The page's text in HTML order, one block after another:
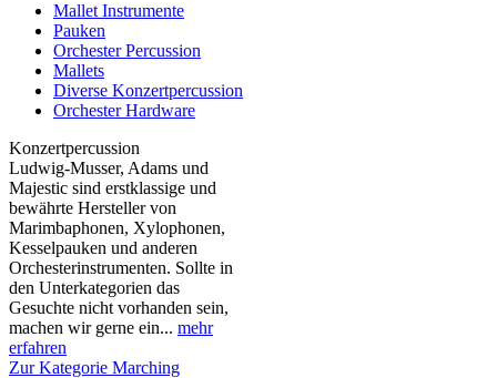
Mallet Instrumente
Pauken
Orchester Percussion
Mallets
Diverse Konzertpercussion
Orchester Hardware
Konzertpercussion
Ludwig-Musser, Adams und
Majestic sind erstklassige und
bewährte Hersteller von
Marimbaphonen, Xylophonen,
Kesselpauken und anderen
Orchesterinstrumenten. Sollte in
den Unterkategorien das
Gesuchte nicht vorhanden sein,
machen wir gerne ein... mehr
erfahren
Zur Kategorie Marching